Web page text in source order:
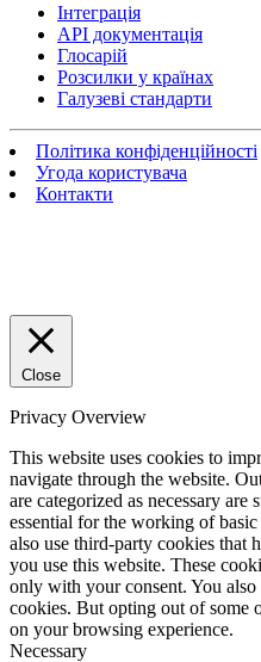
Інтеграція
API документація
Глосарій
Розсилки у країнах
Галузеві стандарти
Політика конфіденційності
Угода користувача
Контакти
Close
Privacy Overview
This website uses cookies to
navigate through the website.
are categorized as necessary
essential for the working of
also use third-party cookies that
you use this website. These
only with your consent. You
cookies. But opting out of some
on your browsing experience.
Necessary